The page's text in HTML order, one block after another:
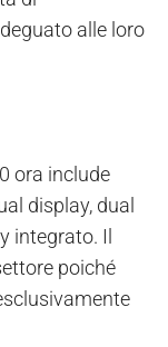
alle loro
ora include
display, dual
integrato. Il
poiché